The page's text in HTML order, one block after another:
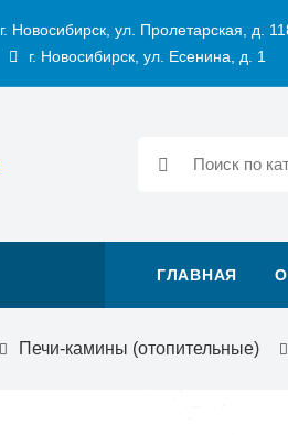
г. Новосибирск, ул. Пролетарская, д.
г. Новосибирск, ул. Есенина, д. 1
ГЛАВНАЯ
Печи-камины (отопительные)